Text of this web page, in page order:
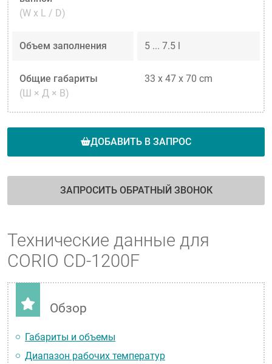
(W x L / D)
Объем заполнения 5 ... 7.5 l
Общие габариты
(Ш × Д × В)
33 x 47 x 70 cm
ДОБАВИТЬ В ЗАПРОС
ЗАПРОСИТЬ ОБРАТНЫЙ ЗВОНОК
Технические данные для
CORIO CD-1200F
Обзор
Габариты и объемы
Диапазон рабочих температур